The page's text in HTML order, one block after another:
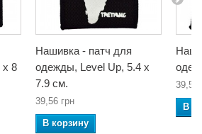
x 8
Нашивка - патч для
одежды, Level Up, 5.4 x
7.9 см.
39,56 грн
В корзину
39,56
В